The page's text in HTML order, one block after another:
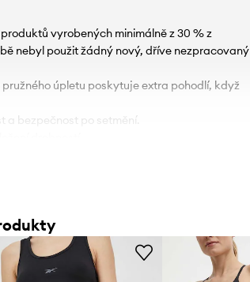
produktů vyrobených minimálně z 30 % z
nebyl použit žádný nový, dříve nezpracovaný
úpletu poskytuje extra pohodlí, když
a bezpečnost po setmění.